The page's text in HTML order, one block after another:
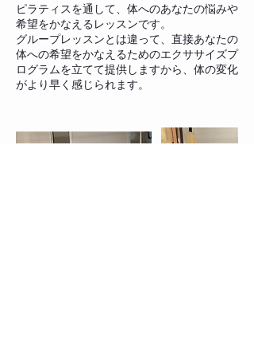
ピラティスを通して、体へのあなたの悩みや
希望をかなえるレッスンです。
グループレッスンとは違って、直接あなたの
体への希望をかなえるためのエクササイズプ
ログラムを立てて提供しますから、体の変化
がより早く感じられます。